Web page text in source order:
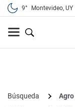
9° Montevideo, UY
Búsqueda
Agro